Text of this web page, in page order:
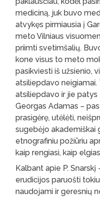
mediciną, juk buvo
atvykęs pirmiausia į
meto Vilniaus
priimti svetimšalių.
kone visus to meto
pasikviesti iš užsienio,
atsiliepdavo neigiamai.
atsiliepdavo ir jie patys
Georgas Adamas –
prasigėrę, utėlėti,
sugebėjo akademiškai
etnografiniu požiūriu
kaip rengiasi, kaip
Kalbant apie P.
erudicijos paruošti
naudojami ir geresnių